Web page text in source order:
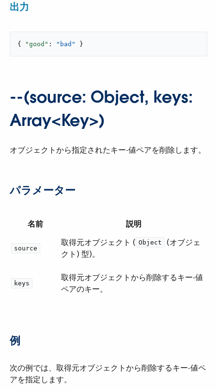
出力
{ "good" : "bad" }
--(source: Object, keys:
Array<Key>)
オブジェクトから指定されたキー-値ペアを削除します。
パラメーター
名前 説明
source
取得元オブジェクト (​ Object
​ (オブジェ
クト) 型)。
keys
取得元オブジェクトから削除するキー-値
ペアのキー。
例
次の例では、取得元オブジェクトから削除するキー-値ペ
アを指定します。